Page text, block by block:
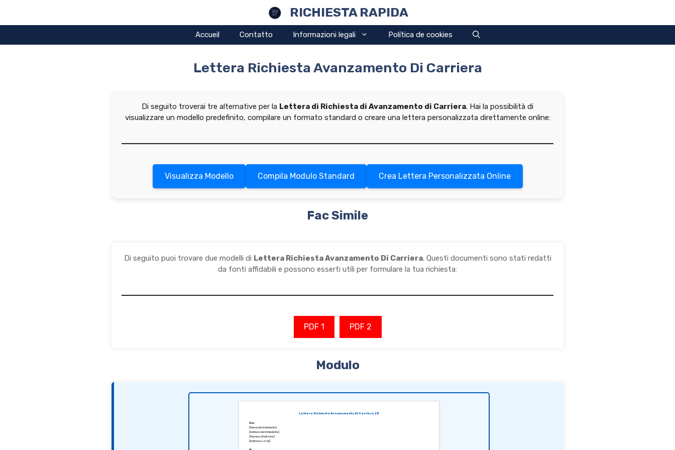
contenuto
RICHIESTA RAPIDA
Accueil Contatto Informazioni legali Política de cookies
Lettera Richiesta Avanzamento Di Carriera
Di seguito troverai tre alternative per la Lettera di Richiesta di Avanzamento di Carriera. Hai la possibilità di
visualizzare un modello predefinito, compilare un formato standard o creare una lettera personalizzata direttamente online:
Visualizza Modello Compila Modulo Standard Crea Lettera Personalizzata Online
Fac Simile
Di seguito puoi trovare due modelli di Lettera Richiesta Avanzamento Di Carriera. Questi documenti sono stati redatti
da fonti affidabili e possono esserti utili per formulare la tua richiesta:
PDF 1 PDF 2
Modulo
Lettera Richiesta Avanzamento Di Carriera (1)
Da:
[Nome del richiedente]
[Indirizzo del richiedente]
[Numero di telefono]
[Indirizzo e-mail]